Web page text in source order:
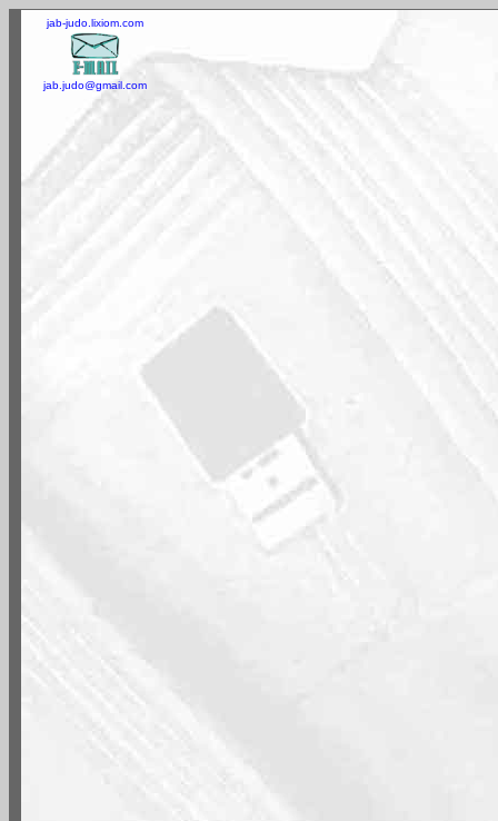
jab-judo.lixiom.com
jab.judo@gmail.com